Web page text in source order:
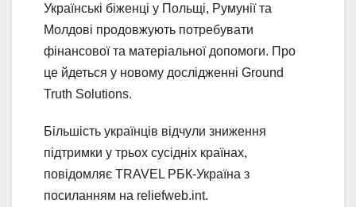
Українські біженці у Польщі, Румунії та
Молдові продовжують потребувати
фінансової та матеріальної допомоги. Про
це йдеться у новому дослідженні Ground
Truth Solutions.
Більшість українців відчули зниження
підтримки у трьох сусідніх країнах,
повідомляє TRAVEL РБК-Україна з
посиланням на reliefweb.int.